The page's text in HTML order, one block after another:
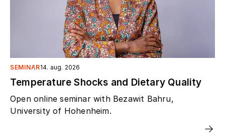
SEMINAR14. aug. 2026
Temperature Shocks and Dietary Quality
Open online seminar with Bezawit Bahru,
University of Hohenheim.